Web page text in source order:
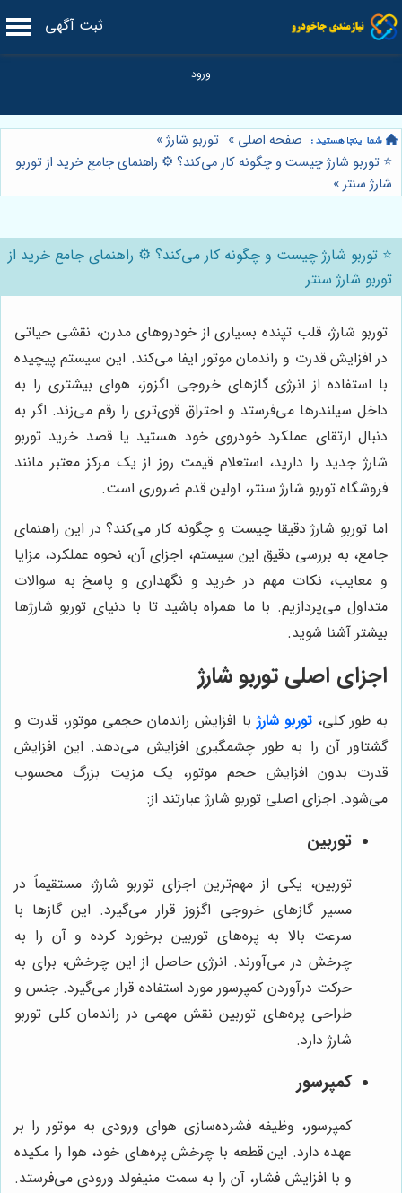
ثبت آگهی
صفحه اصلی » توربو شارژ»
⭐️ توربو شارژ چیست و چگونه کار می‌کند؟ ⚙️ راهنمای جامع خرید از توربو
شارژ سنتر»
⭐️ توربو شارژ چیست و چگونه کار می‌کند؟ ⚙️ راهنمای جامع خرید از
توربو شارژ سنتر
توربو شارژ، قلب تپنده بسیاری از خودروهای مدرن، نقشی حیاتی
در افزایش قدرت و راندمان موتور ایفا می‌کند. این سیستم پیچیده
با استفاده از انرژی گازهای خروجی اگزوز، هوای بیشتری را به
داخل سیلندرها می‌فرستد و احتراق قوی‌تری را رقم می‌زند. اگر به
دنبال ارتقای عملکرد خودروی خود هستید یا قصد خرید توربو
شارژ جدید را دارید، استعلام قیمت روز از یک مرکز معتبر مانند
فروشگاه توربو شارژ سنتر، اولین قدم ضروری است.
اما توربو شارژ دقیقا چیست و چگونه کار می‌کند؟ در این راهنمای
جامع، به بررسی دقیق این سیستم، اجزای آن، نحوه عملکرد، مزایا
و معایب، نکات مهم در خرید و نگهداری و پاسخ به سوالات
متداول می‌پردازیم. با ما همراه باشید تا با دنیای توربو شارژها
بیشتر آشنا شوید.
اجزای اصلی توربو شارژ
به طور کلی،توربو شارژ با افزایش راندمان حجمی موتور، قدرت و
گشتاور آن را به طور چشمگیری افزایش می‌دهد. این افزایش
قدرت بدون افزایش حجم موتور، یک مزیت بزرگ محسوب
می‌شود. اجزای اصلی توربو شارژ عبارتند از:
توربین
توربین، یکی از مهم‌ترین اجزای توربو شارژ، مستقیماً در
مسیر گازهای خروجی اگزوز قرار می‌گیرد. این گازها با
سرعت بالا به پره‌های توربین برخورد کرده و آن را به
چرخش در می‌آورند. انرژی حاصل از این چرخش، برای به
حرکت درآوردن کمپرسور مورد استفاده قرار می‌گیرد. جنس و
طراحی پره‌های توربین نقش مهمی در راندمان کلی توربو
شارژ دارد.
کمپرسور
کمپرسور، وظیفه فشرده‌سازی هوای ورودی به موتور را بر
عهده دارد. این قطعه با چرخش پره‌های خود، هوا را مکیده
و با افزایش فشار، آن را به سمت منیفولد ورودی می‌فرستد.